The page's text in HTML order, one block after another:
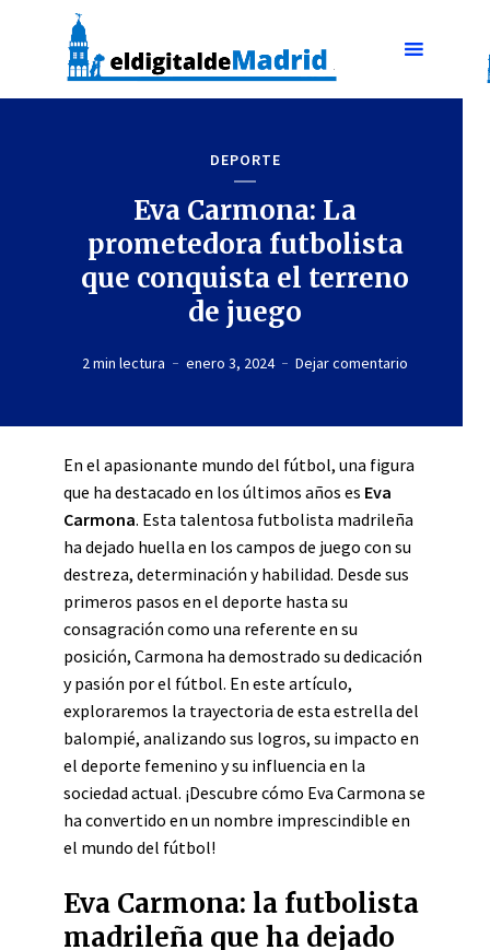
DEPORTE
Eva Carmona: La
prometedora futbolista
que conquista el terreno
de juego
2 min lectura enero 3, 2024 Dejar comentario
En el apasionante mundo del fútbol, una figura
que ha destacado en los últimos años es Eva
Carmona. Esta talentosa futbolista madrileña
ha dejado huella en los campos de juego con su
destreza, determinación y habilidad. Desde sus
primeros pasos en el deporte hasta su
consagración como una referente en su
posición, Carmona ha demostrado su dedicación
y pasión por el fútbol. En este artículo,
exploraremos la trayectoria de esta estrella del
balompié, analizando sus logros, su impacto en
el deporte femenino y su influencia en la
sociedad actual. ¡Descubre cómo Eva Carmona se
ha convertido en un nombre imprescindible en
el mundo del fútbol!
Eva Carmona: la futbolista
madrileña que ha dejado